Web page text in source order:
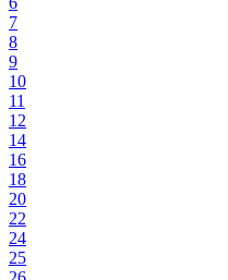
7
8
9
10
11
12
14
16
18
20
22
24
25